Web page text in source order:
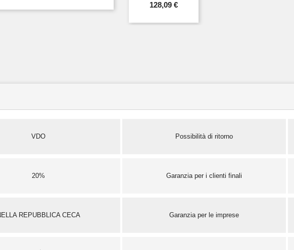
128,09 €
VDO Possibilità di ritorno
20% Garanzia per i clienti finali
REPUBBLICA CECA Garanzia per le imprese